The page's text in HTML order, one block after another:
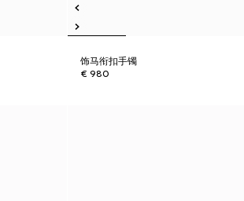
饰马衔扣手镯
€ 980